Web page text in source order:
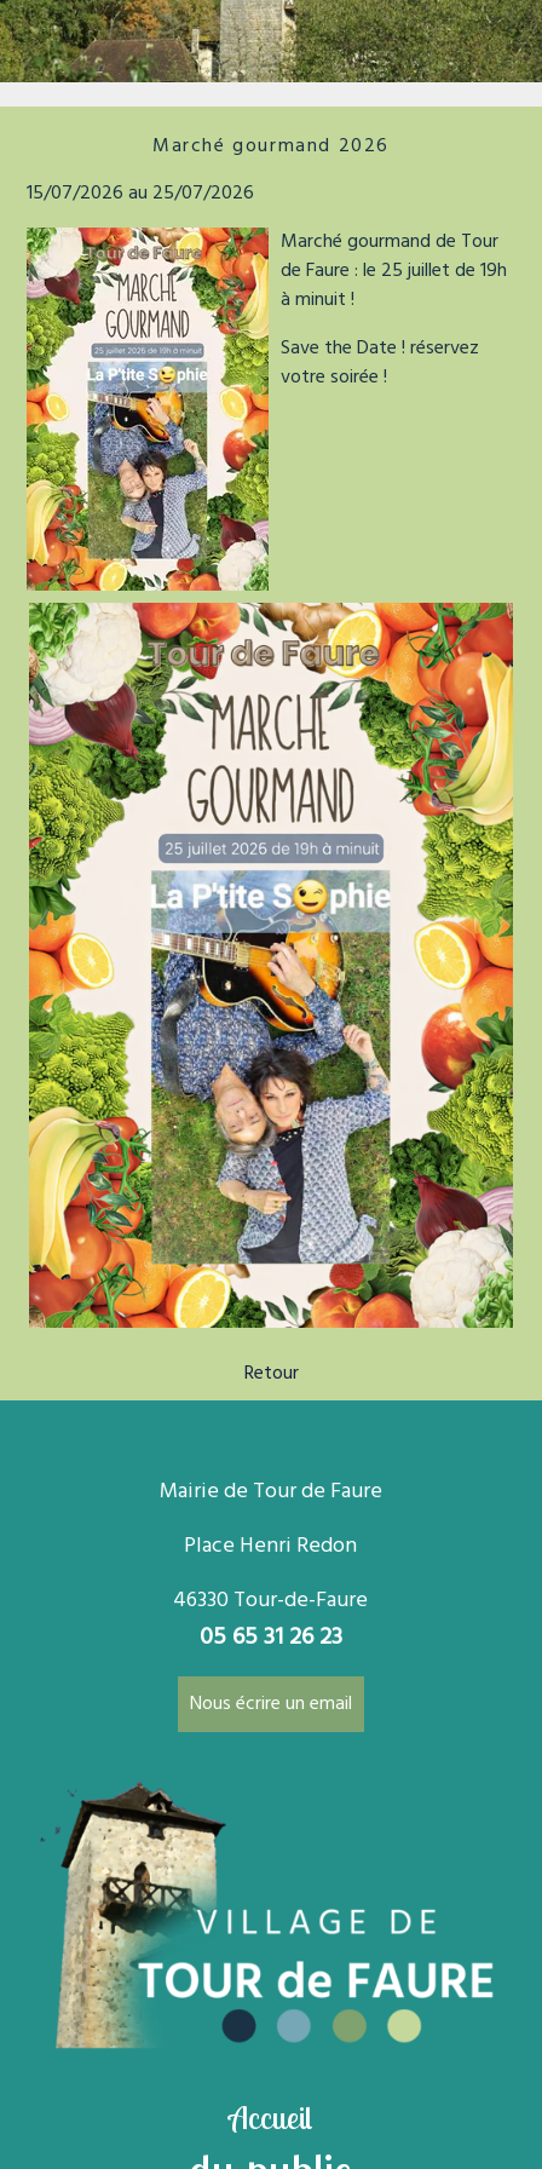
La tour de faure
Marché gourmand 2026
15/07/2026 au 25/07/2026
Marché gourmand de Tour
de Faure : le 25 juillet de 19h
à minuit !
Save the Date ! réservez
votre soirée !
Retour
Mairie de Tour de Faure
Place Henri Redon
46330 Tour-de-Faure
05 65 31 26 23
Nous écrire un email
Accueil